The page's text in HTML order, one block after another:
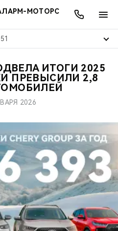
МОТОРС
CHERY
СЕРВИСЫИТОГИ 2025
ПРЕВЫСИЛИ 2,8
2026